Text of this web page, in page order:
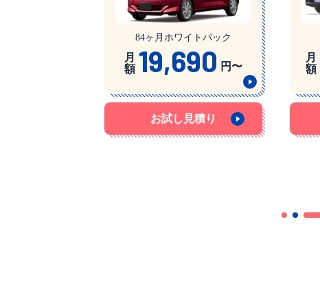
84ヶ月ホワイトパック
月
額 19,690 円〜
お試し見積り
月
額